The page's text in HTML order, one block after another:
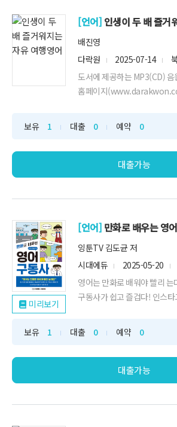
[언어] 인생이 두 배 즐거
배진영
다락원
2025-07-14
도서에 제공하는 MP3(CD)
홈페이지
자유롭게 떠나자! 해외여행에서 자주 마주치는 상황별
필수 표현을 담아, 여행 전에
록 구성한 여행영어 책이다.
보유 1 대출 0 예약 0
대출가능
미리보기
[언어] 만화로 배우는 영
잉툰TV 김도균 저
시대에듀
2025-05-20
영어는 만화로 배워야 빨리
구동사가 쉽고 즐겁다! 인스
을 담은 만화와 애니메이션으
들에게 폭발적인 사랑을 받으
는 영어를 알려 주던 잉툰TV
느끼는 독자들을 위해 펜을 들
보유 1 대출 0 예약 0
대출가능